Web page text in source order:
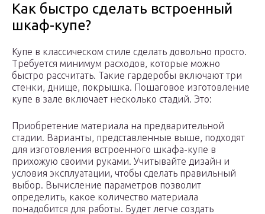
Как быстро сделать встроенный
шкаф-купе?
Купе в классическом стиле сделать довольно просто.
Требуется минимум расходов, которые можно
быстро рассчитать. Такие гардеробы включают три
стенки, днище, покрышка. Пошаговое изготовление
купе в зале включает несколько стадий. Это:
Приобретение материала на предварительной
стадии. Варианты, представленные выше, подходят
для изготовления встроенного шкафа-купе в
прихожую своими руками. Учитывайте дизайн и
условия эксплуатации, чтобы сделать правильный
выбор. Вычисление параметров позволит
определить, какое количество материала
понадобится для работы. Будет легче создать